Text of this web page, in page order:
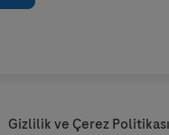
Gizlilik ve Çerez Politikası